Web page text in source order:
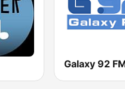
Galaxy 92